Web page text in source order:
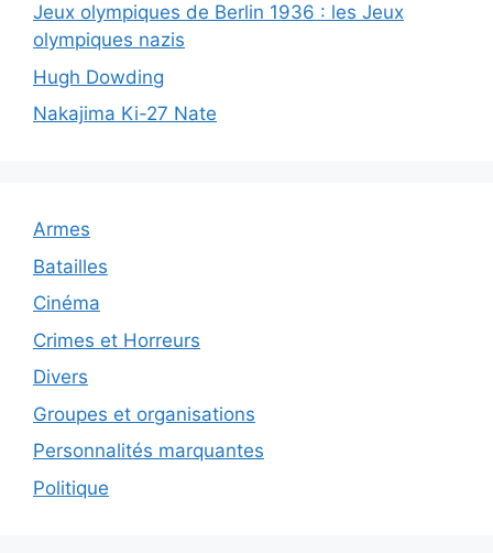
Jeux olympiques de Berlin 1936 : les Jeux
olympiques nazis
Hugh Dowding
Nakajima Ki-27 Nate
Armes
Batailles
Cinéma
Crimes et Horreurs
Divers
Groupes et organisations
Personnalités marquantes
Politique